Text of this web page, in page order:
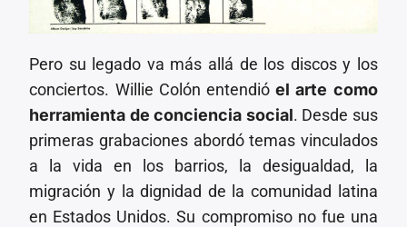
Pero su legado va más allá de los discos y los
conciertos. Willie Colón entendióel arte como
herramienta de conciencia social. Desde sus
primeras grabaciones abordó temas vinculados
a la vida en los barrios, la desigualdad, la
migración y la dignidad de la comunidad latina
en Estados Unidos. Su compromiso no fue una